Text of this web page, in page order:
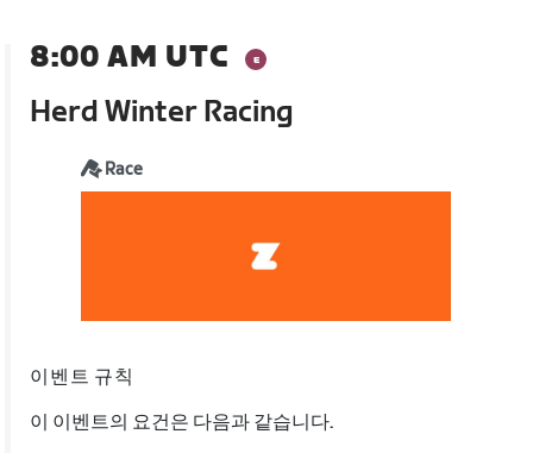
8:00 AM UTC
Herd Winter Racing
Race
이벤트 규칙
이 이벤트의 요건은 다음과 같습니다.